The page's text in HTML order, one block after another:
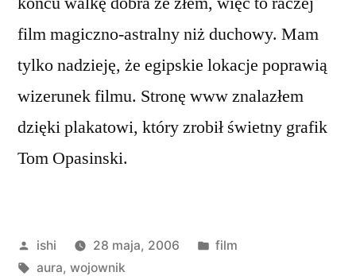
film magiczno-astralny niż duchowy. Mam
tylko nadzieję, że egipskie lokacje poprawią
wizerunek filmu. Stronę www znalazłem
dzięki plakatowi, który zrobił świetny grafik
Tom Opasinski.
Opublikowane
przez
ishi 28 maja, 2006
Opublikowano
film
Tagi:
aura, wojownik